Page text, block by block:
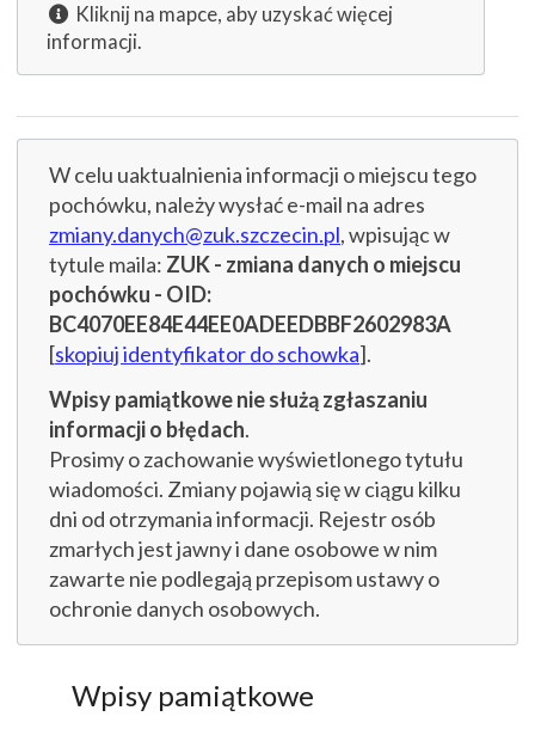
Kliknij na mapce, aby uzyskać więcej
informacji.
W celu uaktualnienia informacji o miejscu tego
pochówku, należy wysłać e-mail na adres
zmiany.danych@zuk.szczecin.pl, wpisując w
tytule maila: ZUK - zmiana danych o miejscu
pochówku - OID:
BC4070EE84E44EE0ADEEDBBF2602983A
[skopiuj identyfikator do schowka].
Wpisy pamiątkowe nie służą zgłaszaniu
informacji o błędach.
Prosimy o zachowanie wyświetlonego tytułu
wiadomości. Zmiany pojawią się w ciągu kilku
dni od otrzymania informacji. Rejestr osób
zmarłych jest jawny i dane osobowe w nim
zawarte nie podlegają przepisom ustawy o
ochronie danych osobowych.
Wpisy pamiątkowe